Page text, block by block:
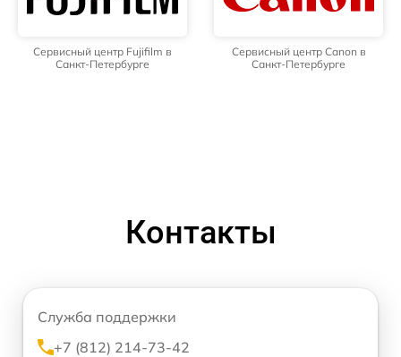
Сервисный центр Fujifilm в
Санкт-Петербурге
Сервисный центр Canon в
Санкт-Петербурге
Контакты
Служба поддержки
+7 (812) 214-73-42